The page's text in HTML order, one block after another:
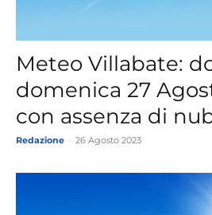
Meteo Villabate:
domenica 27
con assenza di
Redazione 26 Agosto 2023